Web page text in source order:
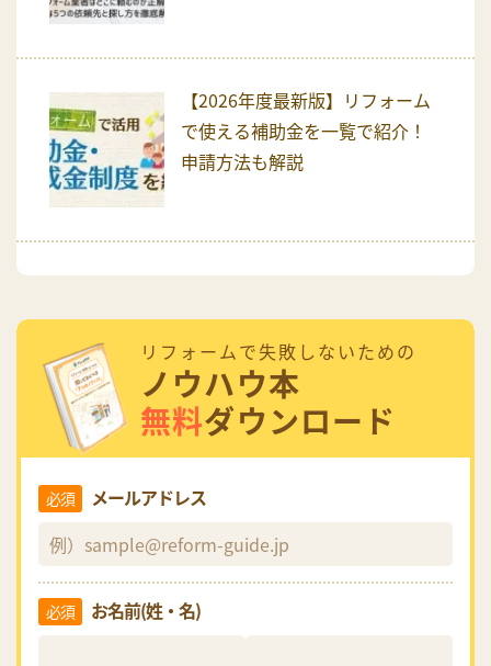
【2026年度最新版】リフォーム
で使える補助金を一覧で紹介！
申請方法も解説
リフォームで失敗しないための
ノウハウ本
無料ダウンロード
必須 メールアドレス
必須 お名前(姓・名)